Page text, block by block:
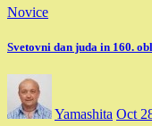
Novice
Svetovni dan juda in 160.
Yamashita Oct